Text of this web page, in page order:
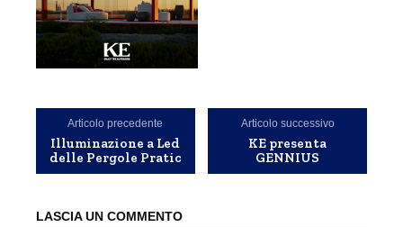
Articolo precedente
Illuminazione a Led
delle Pergole Pratic
Articolo successivo
KE presenta
GENNIUS
LASCIA UN COMMENTO